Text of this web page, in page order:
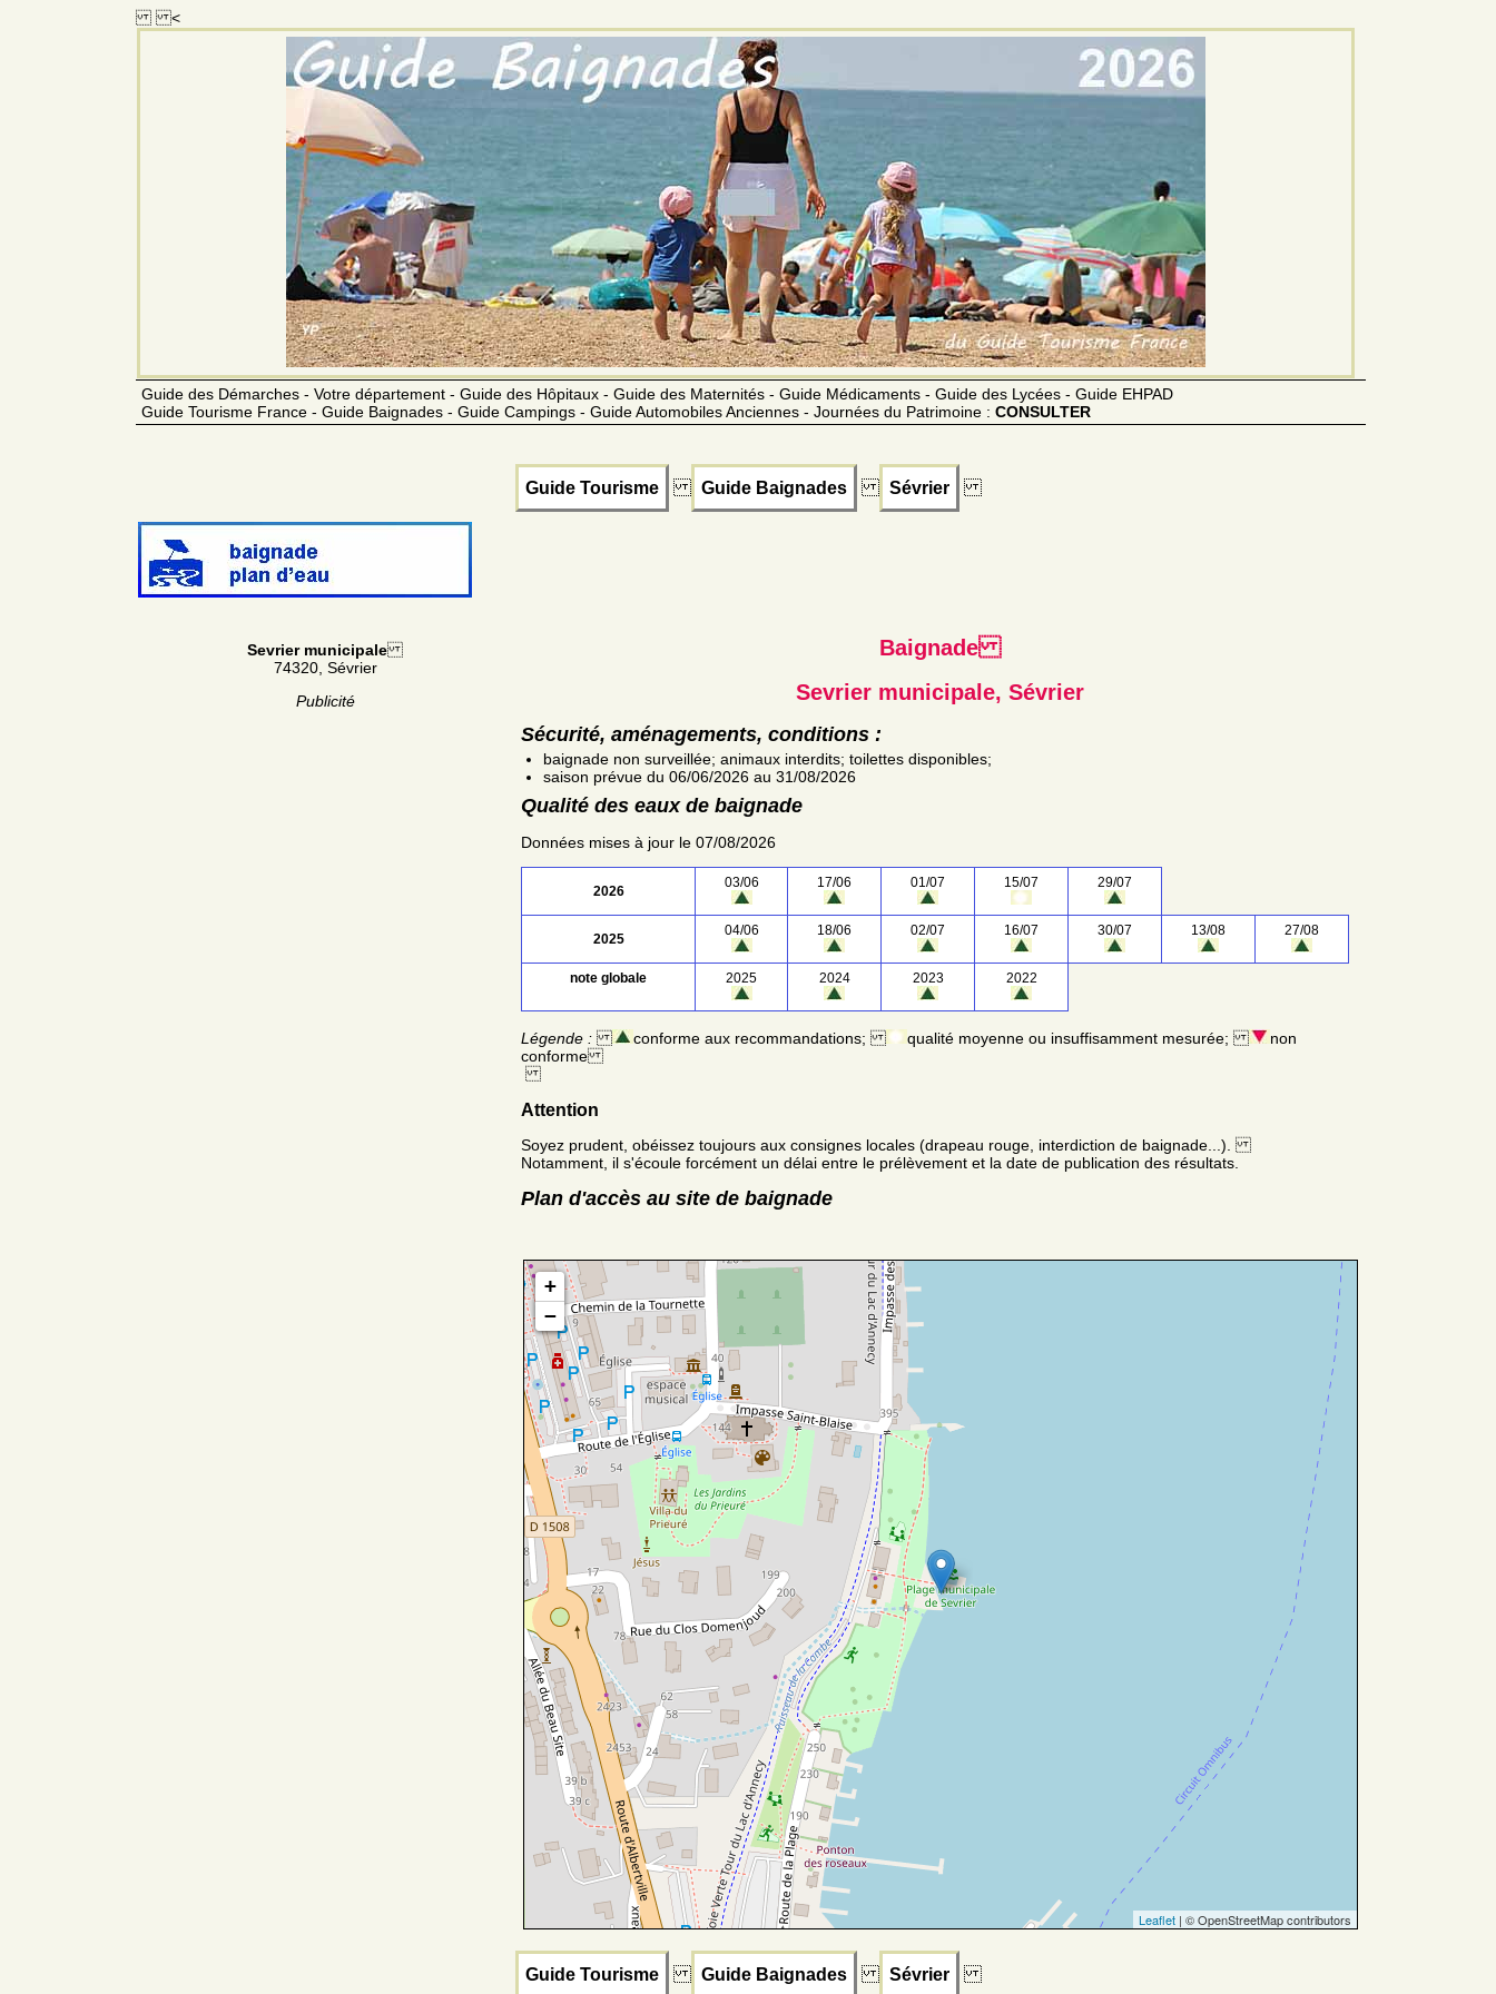
<
Guide des Démarches - Votre département - Guide des Hôpitaux - Guide des Maternités - Guide Médicaments - Guide des Lycées - Guide EHPAD
Guide Tourisme France - Guide Baignades - Guide Campings - Guide Automobiles Anciennes - Journées du Patrimoine : CONSULTER
Guide Tourisme Guide Baignades Sévrier
Sevrier municipale
74320, Sévrier
Publicité
Baignade
Sevrier municipale, Sévrier
Sécurité, aménagements, conditions :
baignade non surveillée; animaux interdits; toilettes disponibles;
saison prévue du 06/06/2026 au 31/08/2026
Qualité des eaux de baignade
Données mises à jour le 07/08/2026
2026
03/06 17/06 01/07 15/07 29/07
2025
04/06 18/06 02/07 16/07 30/07 13/08 27/08
note globale 2025 2024 2023 2022
Légende : conforme aux recommandations; qualité moyenne ou insuffisamment mesurée;
non
conforme
Attention
Soyez prudent, obéissez toujours aux consignes locales (drapeau rouge, interdiction de baignade...).
Notamment, il s'écoule forcément un délai entre le prélèvement et la date de publication des résultats.
Plan d'accès au site de baignade
+
−
Leaflet | © OpenStreetMap contributors
Guide Tourisme Guide Baignades Sévrier